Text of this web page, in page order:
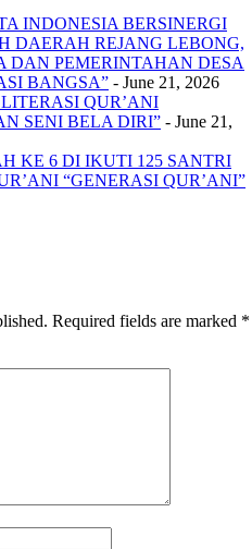
INDONESIA BERSINERGI
DAERAH REJANG LEBONG,
DAN PEMERINTAHAN DESA
BANGSA” - June 21, 2026
QUR’ANI
SENI BELA DIRI” - June 21,
KE 6 DI IKUTI 125 SANTRI
“GENERASI QUR’ANI”
Required fields are marked *